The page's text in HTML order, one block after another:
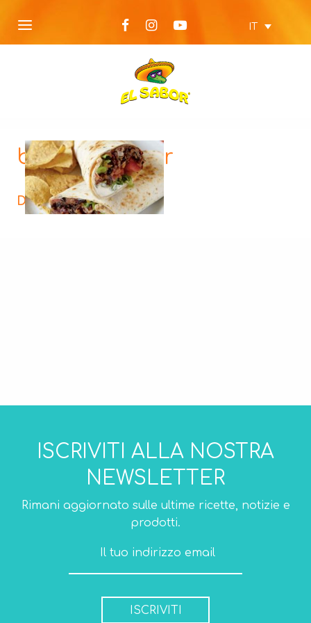
IT
burritos-cover
Descrizione
ISCRIVITI ALLA NOSTRA
NEWSLETTER
Rimani aggiornato sulle ultime ricette, notizie e
prodotti.
ISCRIVITI